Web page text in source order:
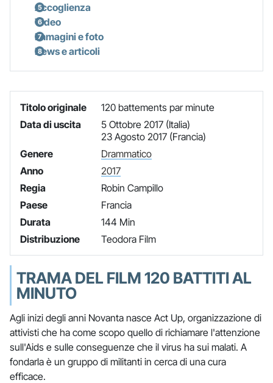
Accoglienza
Video
Immagini e foto
News e articoli
Titolo originale
120 battements par minute
Data di uscita
5 Ottobre 2017 (Italia)
23 Agosto 2017 (Francia)
Genere
Drammatico
Anno
2017
Regia
Robin Campillo
Paese
Francia
Durata
144 Min
Distribuzione
Teodora Film
TRAMA DEL FILM 120 BATTITI AL
MINUTO
Agli inizi degli anni Novanta nasce Act Up, organizzazione di
attivisti che ha come scopo quello di richiamare l'attenzione
sull'Aids e sulle conseguenze che il virus ha sui malati. A
fondarla è un gruppo di militanti in cerca di una cura
efficace.